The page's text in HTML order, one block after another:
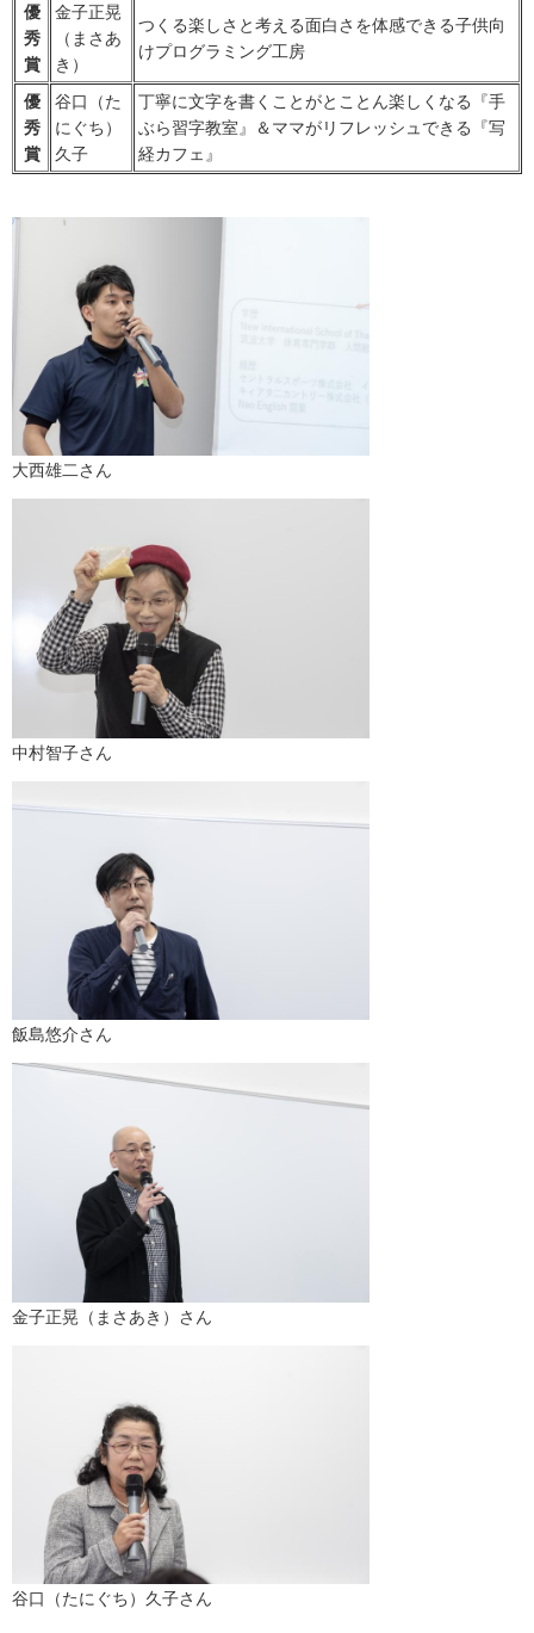
優
秀
賞
金子正晃
（まさあ
き）
つくる楽しさと考える面白さを体感できる子供向
けプログラミング工房
優
秀
賞
谷口（た
にぐち）
久子
丁寧に文字を書くことがとことん楽しくなる『手
ぶら習字教室』＆ママがリフレッシュできる『写
経カフェ』
大西雄二さん
中村智子さん
飯島悠介さん
金子正晃（まさあき）さん
谷口（たにぐち）久子さん